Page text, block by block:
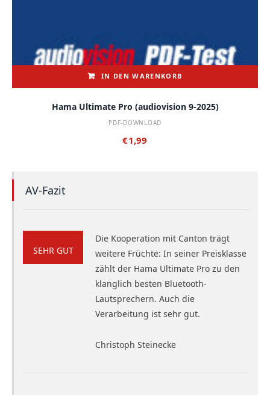
IN DEN WARENKORB
Hama Ultimate Pro (audiovision 9-2025)
PDF-DOWNLOAD
€1,99
AV-Fazit
SEHR GUT
Die Kooperation mit Canton trägt
weitere Früchte: In seiner Preisklasse
zählt der Hama Ultimate Pro zu den
klanglich besten Bluetooth-
Lautsprechern. Auch die
Verarbeitung ist sehr gut.
Christoph Steinecke